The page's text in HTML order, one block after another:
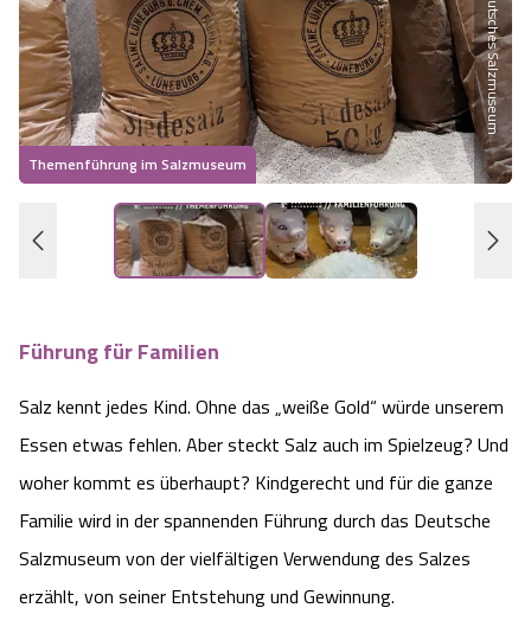
Heideflächen
Freizeitparks
Vital Urlaub
Städte
Hotels
Ferienwohnungen
Ferienhäuser
Pensionen
Camping
Naturpark Südheide
Naturerlebnis im Frühling
Naturerlebnis im Sommer
Naturerlebnis im Herbst
Ausflugsziele
Fahrrad Urlaub
Reiten
Quad Bahn Bispingen
Kletterparks
Designer Outlet Soltau
Abenteuerlabyrinth
Adventure Schnucken Golf
Serengeti Park
Weltvogelpark Walsrode
Wildpark Lüneburger Heide
Thermen
Vegan, Fasten & Co.
Gesund & Fit
Balance
Wellness-Unterkünfte
Hotels mit Schwimmbad
Veranstaltungen
Die Hansestadt Lüneburg
Sehenswürdigkeiten Lüneburg
Shopping Lüneburg
Kulinarisches Lüneburg
Die Residenzstadt Celle
Sehenswürdigkeiten Celle
Shopping Celle
Hoher Kontrast Modus:
Schriftgröße: A A A
Themenführung im Salzmuseum
Deutsches Salzmuseum
Führung für Familien
Salz kennt jedes Kind. Ohne das „weiße Gold“ würde unserem
Essen etwas fehlen. Aber steckt Salz auch im Spielzeug? Und
woher kommt es überhaupt? Kindgerecht und für die ganze
Familie wird in der spannenden Führung durch das Deutsche
Salzmuseum von der vielfältigen Verwendung des Salzes
erzählt, von seiner Entstehung und Gewinnung.